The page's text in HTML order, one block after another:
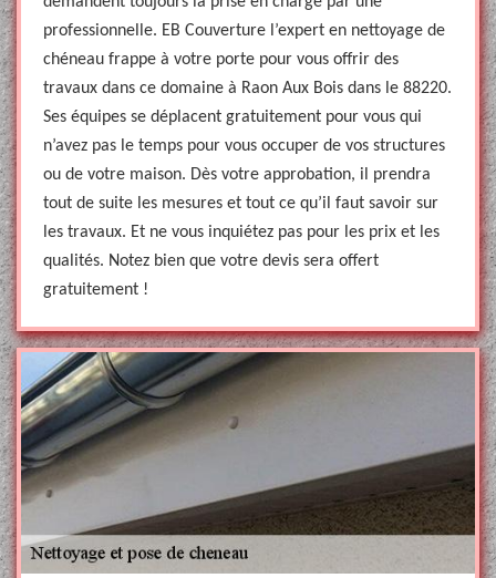
professionnelle. EB Couverture l’expert en nettoyage de
chéneau frappe à votre porte pour vous offrir des
travaux dans ce domaine à Raon Aux Bois dans le 88220.
Ses équipes se déplacent gratuitement pour vous qui
n’avez pas le temps pour vous occuper de vos structures
ou de votre maison. Dès votre approbation, il prendra
tout de suite les mesures et tout ce qu’il faut savoir sur
les travaux. Et ne vous inquiétez pas pour les prix et les
qualités. Notez bien que votre devis sera offert
gratuitement !